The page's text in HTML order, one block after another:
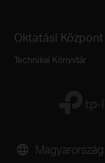
Oktatási Központ
Technikai Könyvtár